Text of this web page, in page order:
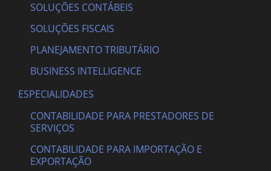
SOLUÇÕES CONTÁBEIS
SOLUÇÕES FISCAIS
PLANEJAMENTO TRIBUTÁRIO
BUSINESS INTELLIGENCE
ESPECIALIDADES
CONTABILIDADE PARA PRESTADORES DE
SERVIÇOS
CONTABILIDADE PARA IMPORTAÇÃO E
EXPORTAÇÃO